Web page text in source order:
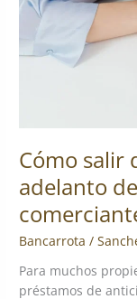
Cómo salir
adelanto
Bancarrota /
Para muchos
préstamos de
adelanto
efectivo